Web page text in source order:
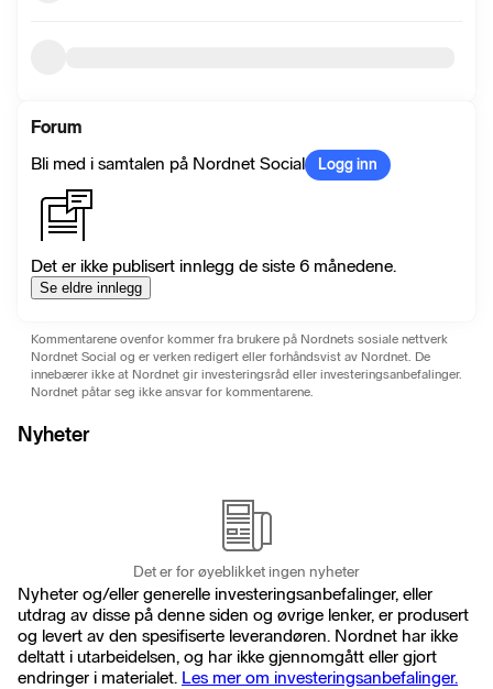
Forum
Bli med i samtalen på Nordnet Social
Logg inn
Det er ikke publisert innlegg de siste 6 månedene.
Se eldre innlegg
Kommentarene ovenfor kommer fra brukere på Nordnets sosiale nettverk
Nordnet Social og er verken redigert eller forhåndsvist av Nordnet. De
innebærer ikke at Nordnet gir investeringsråd eller investeringsanbefalinger.
Nordnet påtar seg ikke ansvar for kommentarene.
Nyheter
Det er for øyeblikket ingen nyheter
Nyheter og/eller generelle investeringsanbefalinger, eller
utdrag av disse på denne siden og øvrige lenker, er produsert
og levert av den spesifiserte leverandøren. Nordnet har ikke
deltatt i utarbeidelsen, og har ikke gjennomgått eller gjort
endringer i materialet. Les mer om investeringsanbefalinger.